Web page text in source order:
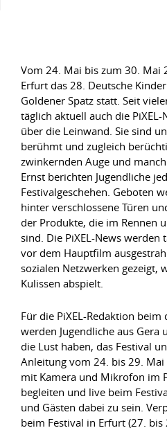
Vom 24. Mai bis zum 30. Mai
Erfurt das 28. Deutsche
Goldener Spatz statt. Seit
täglich aktuell auch die PiXEL-
über die Leinwand. Sie sind
berühmt und zugleich
zwinkernden Auge und
Ernst berichten Jugendliche
Festivalgeschehen. Geboten
hinter verschlossene Türen
der Produkte, die im Rennen
sind. Die PiXEL-News werden
vor dem Hauptfilm
sozialen Netzwerken gezeigt,
Kulissen abspielt.
Für die PiXEL-Redaktion beim
werden Jugendliche aus Gera
die Lust haben, das Festival
Anleitung vom 24. bis 29.
mit Kamera und Mikrofon im
begleiten und live beim
und Gästen dabei zu sein.
beim Festival in Erfurt (27.